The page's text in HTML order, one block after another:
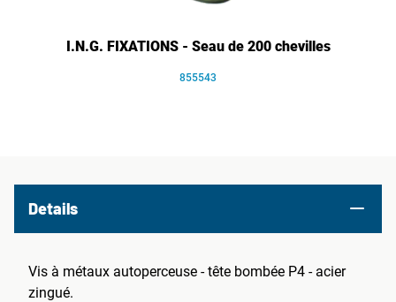
I.N.G. FIXATIONS - Seau de 200 chevilles
855543
Details
Vis à métaux autoperceuse - tête bombée P4 - acier
zingué.